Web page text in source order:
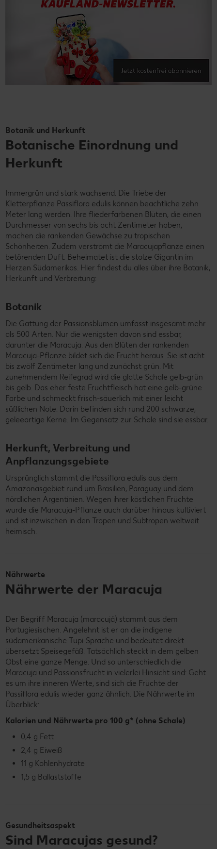
Botanik und Herkunft
Botanische Einordnung und
Herkunft
Immergrün und stark wachsend: Die Triebe der
Kletterpflanze Passiflora edulis können beachtliche zehn
Meter lang werden. Ihre fliederfarbenen Blüten, die einen
Durchmesser von sechs bis acht Zentimeter haben,
machen die rankenden Gewächse zu tropischen
Schönheiten. Zudem verströmt die Maracujapflanze einen
betörenden Duft. Beheimatet ist die stolze Gigantin im
Herzen Südamerikas. Hier findest du alles über ihre Botanik,
Herkunft und Verbreitung:
Botanik
Die Gattung der Passionsblumen umfasst insgesamt mehr
als 500 Arten. Nur die wenigsten davon sind essbar,
darunter die Maracuja. Aus den Blüten der rankenden
Maracuja-Pflanze bildet sich die Frucht heraus. Sie ist acht
bis zwölf Zentimeter lang und zunächst grün. Mit
zunehmendem Reifegrad wird die glatte Schale gelb-grün
bis gelb. Das eher feste Fruchtfleisch hat eine gelb-grüne
Farbe und schmeckt frisch-säuerlich mit einer leicht
süßlichen Note. Darin befinden sich rund 200 schwarze,
geleeartige Kerne. Im Gegensatz zur Schale sind sie essbar.
Herkunft, Verbreitung und
Anpflanzungsgebiete
Ursprünglich stammt die Passiflora edulis aus dem
Amazonasgebiet rund um Brasilien, Paraguay und dem
nördlichen Argentinien. Wegen ihrer köstlichen Früchte
wurde die Maracuja-Pflanze auch darüber hinaus kultiviert
und ist inzwischen in den Tropen und Subtropen weltweit
heimisch.
Nährwerte
Nährwerte der Maracuja
Der Begriff Maracuja (maracujá) stammt aus dem
Portugiesischen. Angelehnt ist er an die indigene
südamerikanische Tupi-Sprache und bedeutet direkt
übersetzt Speisegefäß. Tatsächlich steckt in dem gelben
Obst eine ganze Menge. Und so unterschiedlich die
Maracuja und Passionsfrucht in vielerlei Hinsicht sind: Geht
es um ihre inneren Werte, sind sich die Früchte der
Passiflora edulis wieder ganz ähnlich. Die Nährwerte im
Überblick:
Kalorien und Nährwerte pro 100 g* (ohne Schale)
0,4 g Fett
2,4 g Eiweiß
11 g Kohlenhydrate
1,5 g Ballaststoffe
Gesundheitsaspekt
Sind Maracujas gesund?